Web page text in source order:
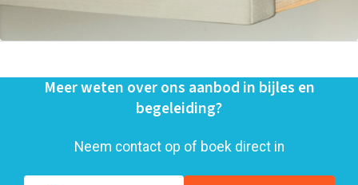
Meer weten over ons aanbod in bijles en
begeleiding?
Neem contact op of boek direct in